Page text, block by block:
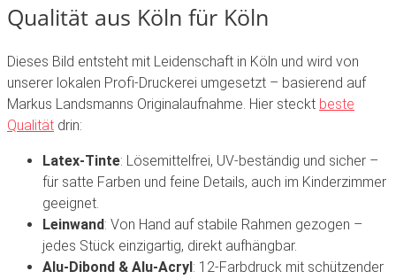
Qualität aus Köln für Köln
Dieses Bild entsteht mit Leidenschaft in Köln und wird von
unserer lokalen Profi-Druckerei umgesetzt – basierend auf
Markus Landsmanns Originalaufnahme. Hier steckt beste
Qualität drin:
Latex-Tinte: Lösemittelfrei, UV-beständig und sicher –
für satte Farben und feine Details, auch im Kinderzimmer
geeignet.
Leinwand: Von Hand auf stabile Rahmen gezogen –
jedes Stück einzigartig, direkt aufhängbar.
Alu-Dibond & Alu-Acryl : 12-Farbdruck mit schützender